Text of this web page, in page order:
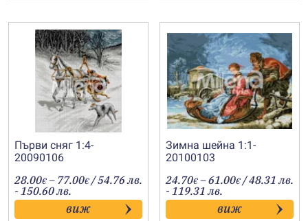
Първи сняг 1:4-
20090106
28.00€ – 77.00€Price
range:
28.00€
through
/ 54.76 лв.
- 150.60 лв.
виж
Зимна шейна 1:1-
20100103
24.70€ –61.00€Price
range:
24.70€
through
/ 48.31 лв.
- 119.31 лв.
виж